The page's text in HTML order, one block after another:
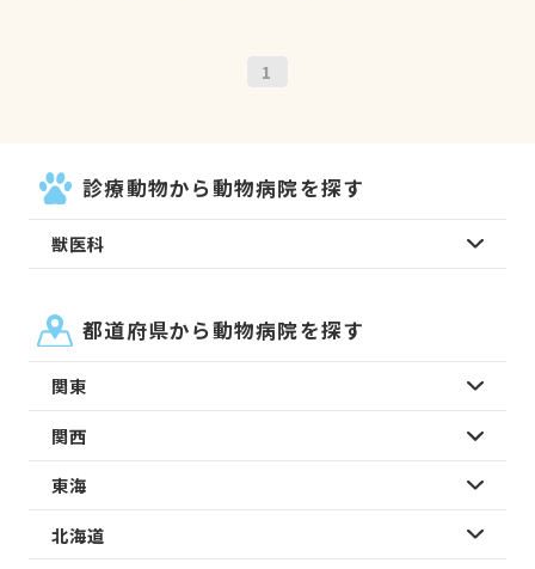
1
診療動物から動物病院を探す
獣医科
都道府県から動物病院を探す
関東
関西
東海
北海道